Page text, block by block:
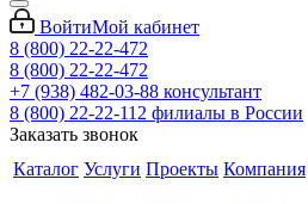
ВойтиМой кабинет
8 (800) 22-22-472
8 (800) 22-22-472
+7 (938) 482-03-88 консультант
8 (800) 22-22-112 филиалы в России
Заказать звонок
Каталог Услуги Проекты Компания